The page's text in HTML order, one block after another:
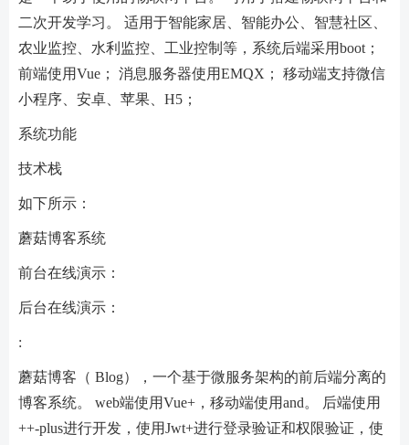
二次开发学习。 适用于智能家居、智能办公、智慧社区、
农业监控、水利监控、工业控制等，系统后端采用boot；
前端使用Vue； 消息服务器使用EMQX； 移动端支持微信
小程序、安卓、苹果、H5；
系统功能
技术栈
如下所示：
蘑菇博客系统
前台在线演示：
后台在线演示：
:
蘑菇博客（ Blog），一个基于微服务架构的前后端分离的
博客系统。 web端使用Vue+，移动端使用and。 后端使用
++-plus进行开发，使用Jwt+进行登录验证和权限验证，使